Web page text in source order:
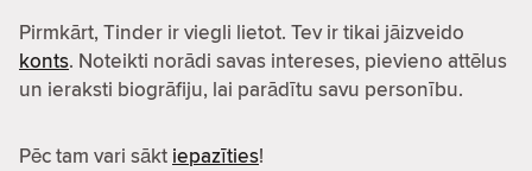
Pirmkārt, Tinder ir viegli lietot. Tev ir tikai jāizveido
konts. Noteikti norādi savas intereses, pievieno attēlus
un ieraksti biogrāfiju, lai parādītu savu personību.
Pēc tam vari sākt iepazīties!